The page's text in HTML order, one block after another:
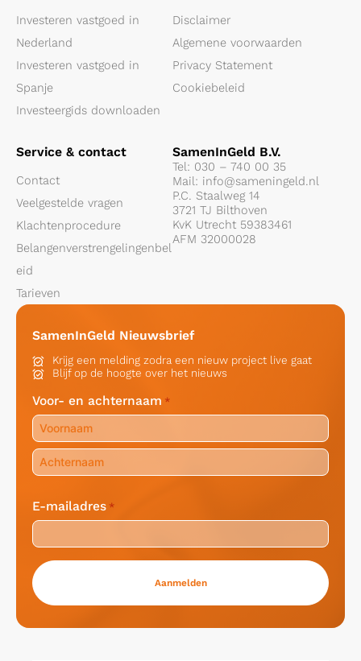
Investeren vastgoed in
Nederland
Investeren vastgoed in
Spanje
Investeergids downloaden
Disclaimer
Algemene voorwaarden
Privacy Statement
Cookiebeleid
Service & contact
Contact
Veelgestelde vragen
Klachtenprocedure
Belangenverstrengelingenbel
eid
Tarieven
SamenInGeld B.V.
Tel: 030 – 740 00 35
Mail: info@sameningeld.nl
P.C. Staalweg 14
3721 TJ Bilthoven
KvK Utrecht 59383461
AFM 32000028
SamenInGeld Nieuwsbrief
Krijg een melding zodra een nieuw project live gaat
Blijf op de hoogte over het nieuws
Voor- en achternaam *
Voornaam
Achternaam
E-mailadres *